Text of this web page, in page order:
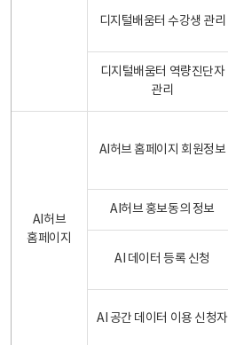
디지털배움터 수강생 관리
디지털배움터 역량진단자
관리
AI허브
홈페이지
AI허브 홈페이지 회원정보
AI허브 홍보동의 정보
AI 데이터 등록 신청
AI 공간 데이터 이용 신청자